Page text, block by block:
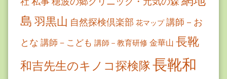
島 羽黒山 自然探検倶楽部 花マップ 講師－お
とな 講師－こども 講師－教育研修 金華山 長靴
和吉先生のキノコ探検隊長靴和